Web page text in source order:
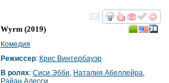
смотреть
Wyrm (2019)
Комедия
Режиссер: Крис Винтербауэр
В ролях: Сиси Эбби, Наталия Абеллейра,
Райан Алесси